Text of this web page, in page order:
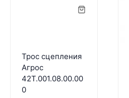
Трос сцепления
Агрос
42Т.001.08.00.00
0